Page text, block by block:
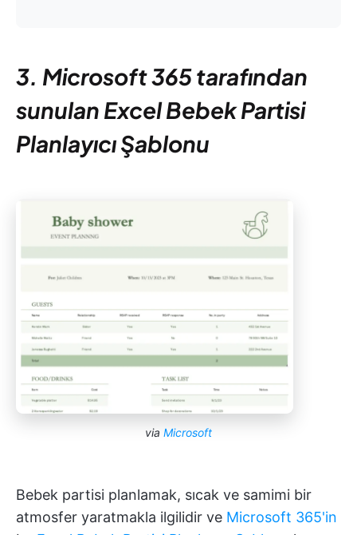
3. Microsoft 365 tarafından
sunulan Excel Bebek Partisi
Planlayıcı Şablonu
via Microsoft
Bebek partisi planlamak, sıcak ve samimi bir
atmosfer yaratmakla ilgilidir ve Microsoft 365'in